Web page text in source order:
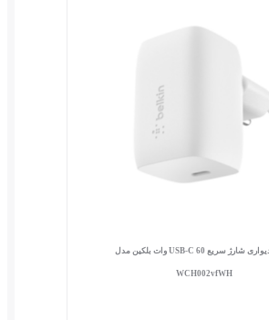
شارژر دیواری شارژ سریع USB-C 60 وات بلکین مدل
WCH002vfWH